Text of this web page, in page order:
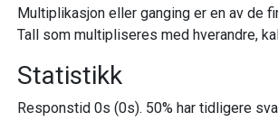
Multiplikasjon eller ganging er en av de
Tall som multipliseres med hverandre,
Statistikk
Responstid 0s (0s). 50% har tidligere